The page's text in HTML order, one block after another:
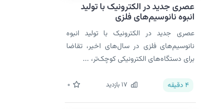
عصری جدید در الکترونیک با تولید
انبوه نانوسیم‌های فلزی
عصری جدید در الکترونیک با تولید انبوه
نانوسیم‌های فلزی در سال‌های اخیر، تقاضا
برای دستگاه‌های الکترونیکی کوچک‌تر، ...
4 دقیقه 17 بازدید 0